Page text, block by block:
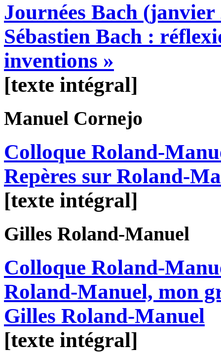
Journées Bach
Sébastien Bach :
inventions »
[texte intégral]
Manuel Cornejo
Colloque Roland-
Repères sur Roland-
[texte intégral]
Gilles Roland-Manuel
Colloque Roland-
Roland-Manuel, mon
Gilles Roland-Manuel
[texte intégral]